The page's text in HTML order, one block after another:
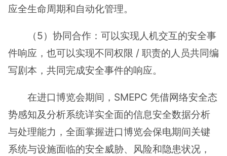
应全生命周期和自动化管理。
（5）协同合作：可以实现人机交互的安全事
件响应，也可以实现不同权限 / 职责的人员共同编
写剧本，共同完成安全事件的响应。
在进口博览会期间，SMEPC 凭借网络安全态
势感知及分析系统详实全面的信息安全数据分析
与处理能力，全面掌握进口博览会保电期间关键
系统与设施面临的安全威胁、风险和隐患状况，